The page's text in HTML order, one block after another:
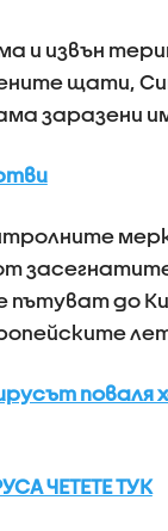
и извън
щати,
заразени
пътуват до
поваля
ЧЕТЕТЕ ТУК